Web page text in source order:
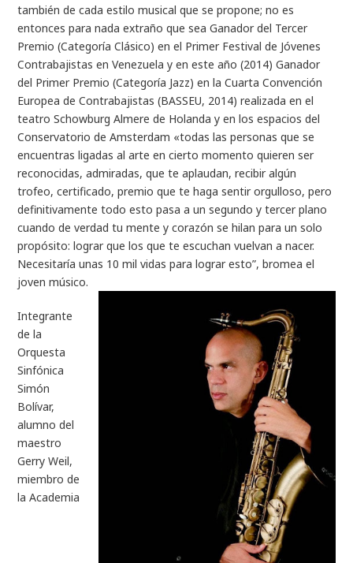
también de cada estilo musical que se propone; no es
entonces para nada extraño que sea Ganador del Tercer
Premio (Categoría Clásico) en el Primer Festival de Jóvenes
Contrabajistas en Venezuela y en este año (2014) Ganador
del Primer Premio (Categoría Jazz) en la Cuarta Convención
Europea de Contrabajistas (BASSEU, 2014) realizada en el
teatro Schowburg Almere de Holanda y en los espacios del
Conservatorio de Amsterdam «todas las personas que se
encuentras ligadas al arte en cierto momento quieren ser
reconocidas, admiradas, que te aplaudan, recibir algún
trofeo, certificado, premio que te haga sentir orgulloso, pero
definitivamente todo esto pasa a un segundo y tercer plano
cuando de verdad tu mente y corazón se hilan para un solo
propósito: lograr que los que te escuchan vuelvan a nacer.
Necesitaría unas 10 mil vidas para lograr esto”, bromea el
joven músico.
Integrante
de la
Orquesta
Sinfónica
Simón
Bolívar,
alumno del
maestro
Gerry Weil,
miembro de
la Academia